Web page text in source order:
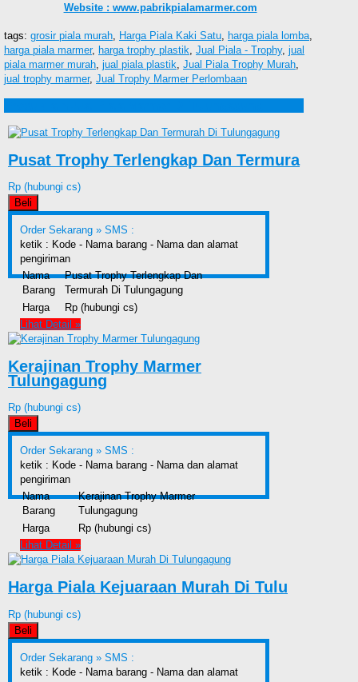
Website : www.pabrikpialamarmer.com
tags: grosir piala murah, Harga Piala Kaki Satu, harga piala lomba,
harga piala marmer, harga trophy plastik, Jual Piala - Trophy, jual
piala marmer murah, jual piala plastik, Jual Piala Trophy Murah,
jual trophy marmer, Jual Trophy Marmer Perlombaan
Pusat Trophy Terlengkap Dan Termura
Rp (hubungi cs)
Beli
Order Sekarang » SMS :
ketik : Kode - Nama barang - Nama dan alamat
pengiriman
Nama
Barang
Pusat Trophy Terlengkap Dan
Termurah Di Tulungagung
Harga
Rp (hubungi cs)
Lihat Detail »
Kerajinan Trophy Marmer
Tulungagung
Rp (hubungi cs)
Beli
Order Sekarang » SMS :
ketik : Kode - Nama barang - Nama dan alamat
pengiriman
Nama
Barang
Kerajinan Trophy Marmer
Tulungagung
Harga
Rp (hubungi cs)
Lihat Detail »
Harga Piala Kejuaraan Murah Di Tulu
Rp (hubungi cs)
Beli
Order Sekarang » SMS :
ketik : Kode - Nama barang - Nama dan alamat